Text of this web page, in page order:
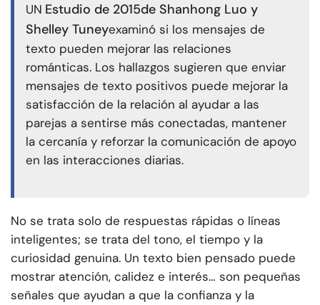
UN Estudio de 2015de Shanhong Luo y
Shelley Tuneyexaminó si los mensajes de
texto pueden mejorar las relaciones
románticas. Los hallazgos sugieren que enviar
mensajes de texto positivos puede mejorar la
satisfacción de la relación al ayudar a las
parejas a sentirse más conectadas, mantener
la cercanía y reforzar la comunicación de apoyo
en las interacciones diarias.
No se trata solo de respuestas rápidas o líneas
inteligentes; se trata del tono, el tiempo y la
curiosidad genuina. Un texto bien pensado puede
mostrar atención, calidez e interés… son pequeñas
señales que ayudan a que la confianza y la